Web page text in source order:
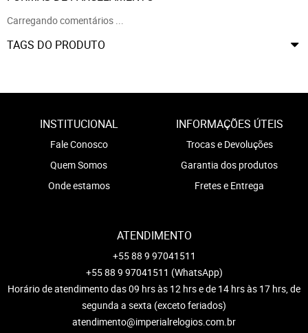
Carregando comentários ...
TAGS DO PRODUTO
INSTITUCIONAL
Fale Conosco
Quem Somos
Onde estamos
INFORMAÇÕES ÚTEIS
Trocas e Devoluções
Garantia dos produtos
Fretes e Entrega
ATENDIMENTO
+55 88 9 97041511
+55 88 9 97041511 (WhatsApp)
Horário de atendimento das 09 hrs às 12 hrs e de 14 hrs às 17 hrs, de
segunda a sexta (exceto feriados)
atendimento@imperialrelogios.com.br